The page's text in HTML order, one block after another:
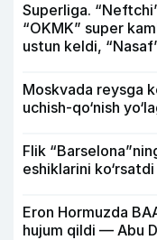
Superliga.
“OKMK” super
ustun keldi,
Moskvada reysga
uchish-qo‘nish
Flik
eshiklarini ko‘rsatdi
Eron Hormuzda
hujum qildi — Abu